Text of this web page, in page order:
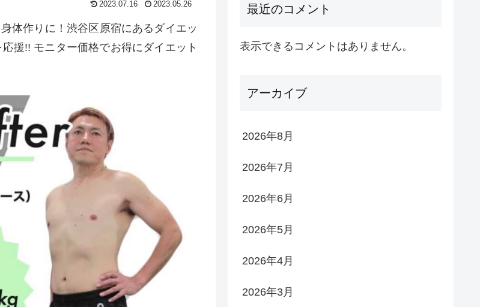
2023.07.16 2023.05.26
体作りに！渋谷区原宿にあるダイエッ
援!! モニター価格でお得にダイエット
最近のコメント
表示できるコメントはありません。
アーカイブ
2026年8月
2026年7月
2026年6月
2026年5月
2026年4月
2026年3月